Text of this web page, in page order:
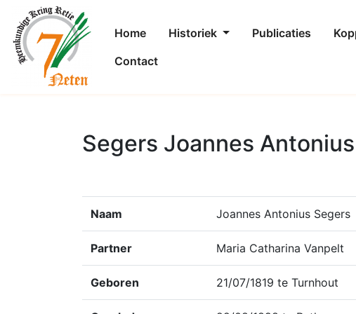
Home Historiek Publicaties
Contact
Segers Joannes
Naam Joannes Antonius Segers
Partner Maria Catharina Vanpelt
Geboren 21/07/1819 te Turnhout